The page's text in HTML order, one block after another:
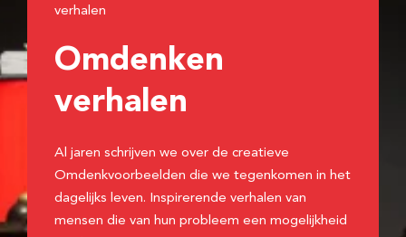
verhalen
Omdenken
verhalen
Al jaren schrijven we over de creatieve
Omdenkvoorbeelden die we tegenkomen in het
dagelijks leven. Inspirerende verhalen van
mensen die van hun probleem een mogelijkheid